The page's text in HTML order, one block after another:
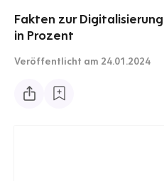
Fakten zur
in Prozent
Veröffentlicht am 24.01.2024